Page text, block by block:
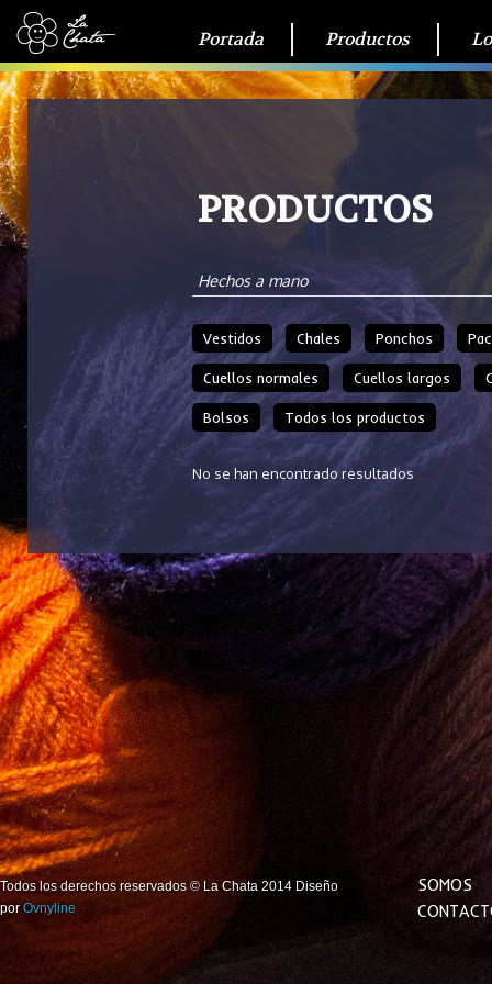
Portada Productos
PRODUCTOS
Hechos a mano
Vestidos Chales Ponchos
Cuellos normales Cuellos largos
Bolsos Todos los productos
No se han encontrado resultados
Todos los derechos reservados © La Chata 2014 Diseño
por Ovnyline
SOMOS